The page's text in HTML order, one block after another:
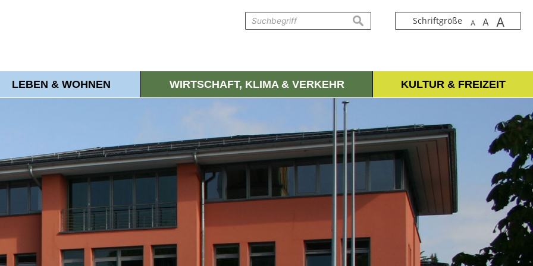
Schriftgröße A A A
suchen
LEBEN & WOHNEN WIRTSCHAFT, KLIMA & VERKEHR KULTUR & FREIZEIT